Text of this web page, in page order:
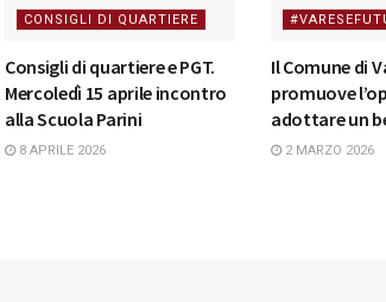
CONSIGLI DI QUARTIERE
Consigli di quartiere e PGT.
Mercoledì 15 aprile incontro
alla Scuola Parini
8 APRILE 2026
Il Comune di
promuove
adottare un
2 MARZO 2026